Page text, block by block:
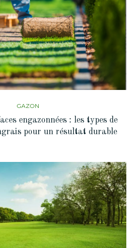
GAZON
engazonnées : les types de
pour un résultat durable